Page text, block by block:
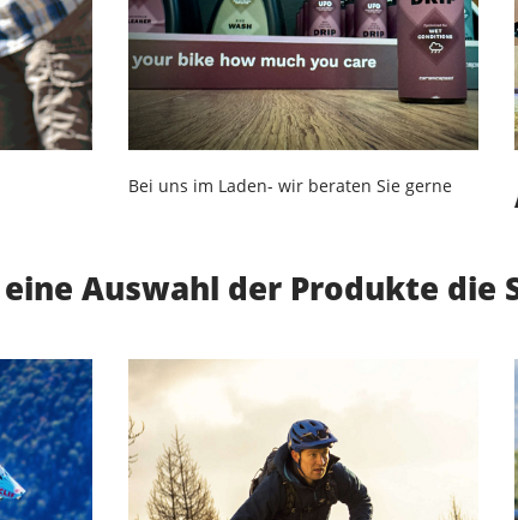
Bei uns im Laden- wir beraten Sie gerne
Auswahl der Produkte die